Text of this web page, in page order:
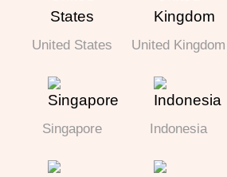
United States United Kingdom
Singapore Indonesia